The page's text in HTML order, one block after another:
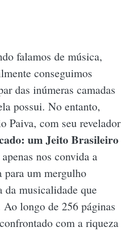
falamos de música,
conseguimos
das inúmeras camadas
possui. No entanto,
Paiva, com seu revelador
um Jeito Brasileiro
nos convida a
para um mergulho
da musicalidade que
longo de 256 páginas
com a riqueza